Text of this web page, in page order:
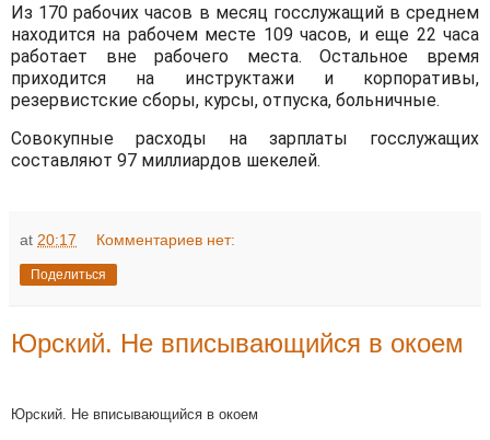
Из 170 рабочих часов в месяц госслужащий в среднем
находится на рабочем месте 109 часов, и еще 22 часа
работает вне рабочего места. Остальное время
приходится на инструктажи и корпоративы,
резервистские сборы, курсы, отпуска, больничные.
Совокупные расходы на зарплаты госслужащих
составляют 97 миллиардов шекелей.
at 20:17 Комментариев нет:
Поделиться
Юрский. Не вписывающийся в окоем
Юрский. Не вписывающийся в окоем